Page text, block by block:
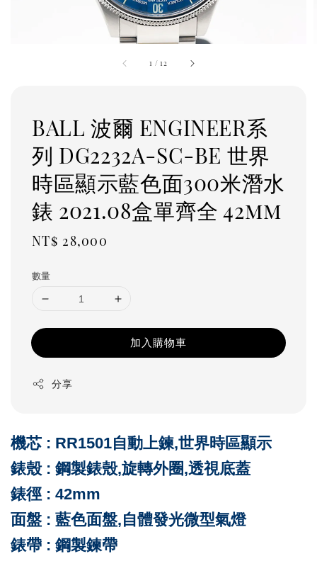
1 /12
BALL 波爾 ENGINEER系
列 DG2232A-SC-BE 世界
時區顯示藍色面300米潛水
錶 2021.08盒單齊全 42mm
Regular
NT$ 28,000
數量
加入購物車
分享
機芯 : RR1501自動上鍊,世界時區顯示
錶殼 : 鋼製錶殼,旋轉外圈,透視底蓋
錶徑 : 42mm
面盤 : 藍色面盤,自體發光微型氣燈
錶帶 : 鋼製鍊帶